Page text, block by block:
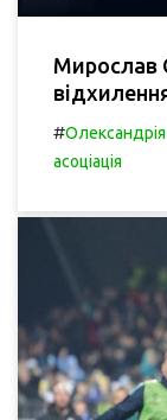
Мирослав
#Олександрія
асоціація